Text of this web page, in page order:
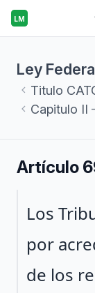
LM
Ley
Titulo
Capitulo II
Artículo
Párrafo
Los
por
de los